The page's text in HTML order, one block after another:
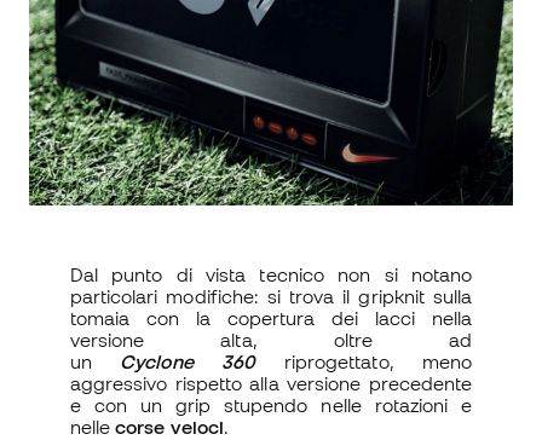
Dal punto di vista tecnico non si notano
particolari modifiche: si trova il gripknit sulla
tomaia con la copertura dei lacci nella
versione alta, oltre ad
un Cyclone 360 riprogettato, meno
aggressivo rispetto alla versione precedente
e con un grip stupendo nelle rotazioni e
nellecorse veloci.